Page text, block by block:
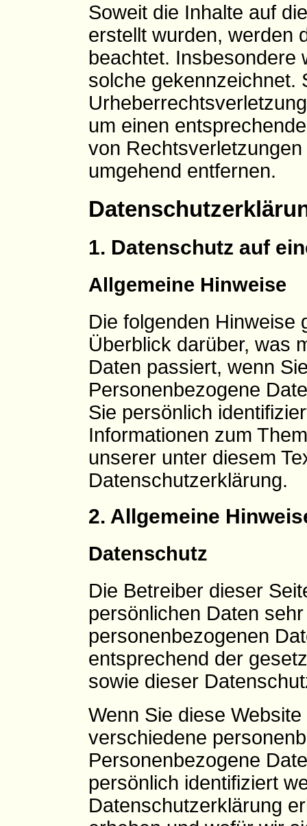
Soweit die Inhalte auf
erstellt wurden, werden
beachtet. Insbesondere
solche gekennzeichnet.
um einen
von
umgehend entfernen.
1. Datenschutz auf
Allgemeine Hinweise
Die folgenden Hinweise
Überblick darüber, was
Daten passiert, wenn
Personenbezogene
Sie persönlich
Informationen zum
unserer unter diesem
Datenschutzerklärung.
2. Allgemeine
Datenschutz
Die Betreiber dieser
persönlichen Daten
personenbezogenen
entsprechend der
sowie dieser
Wenn Sie diese
verschiedene
Personenbezogene
persönlich identifiziert
Datenschutzerklärung